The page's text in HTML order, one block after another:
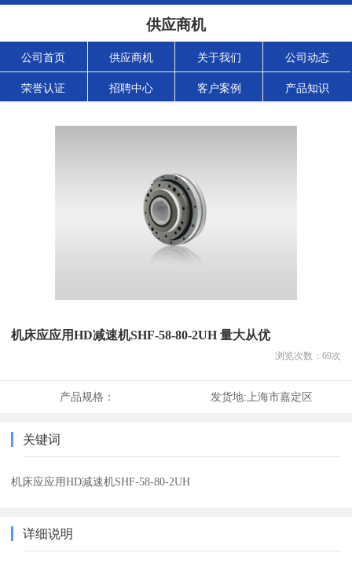
供应商机
公司首页 供应商机 关于我们 公司动态
荣誉认证 招聘中心 客户案例 产品知识
机床应应用HD减速机SHF-58-80-2UH 量大从优
浏览次数： 69次
产品规格： 发货地: 上海市嘉定区
关键词
机床应应用HD减速机SHF-58-80-2UH
详细说明